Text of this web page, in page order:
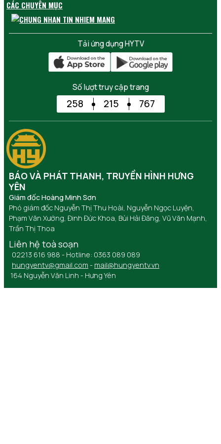
CÁC CHUYÊN MỤC
Tải ứng dụng HYTV
Số lượt truy cập trang
258 215 767
BÁO VÀ PHÁT THANH, TRUYỀN HÌNH HƯNG
YÊN
Giám đốc Hoàng Minh Sơn
Phó giám đốc Nguyễn Thị Thu Hoài, Nguyễn Ngọc Luyện,
Phạm Văn Xướng, Đinh Đức Khoa, Bùi Hải Đăng, Vũ Văn Mạnh,
Trần Thị Thoa
Liên hệ toà soạn
02213 616 988 - Hotline: 0363 089 089
hungyentv@gmail.com - mail@hungyentv.vn
164 Nguyễn Văn Linh - Hưng Yên